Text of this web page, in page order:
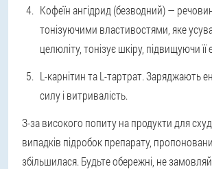
Кофеїн ангідрид (безводний) —
тонізуючими властивостями, яке
целюліту, тонізує шкіру, підвищуючи її
L-карнітин та L-тартрат. Заряджають
силу і витривалість.
З-за високого попиту на продукти для
випадків підробок препарату,
збільшилася. Будьте обережні, не